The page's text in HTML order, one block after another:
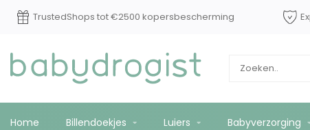
TrustedShops tot €2500 kopersbescherming
Home Billendoekjes Luiers Babyverzorging